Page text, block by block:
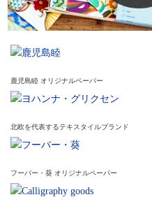
鹿児島睦 オリジナルペーパー
北欧を代表するテキスタイルブランド
フーバー・葵 オリジナルペーパー